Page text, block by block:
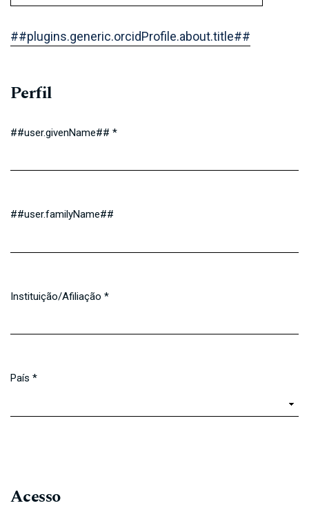
##plugins.generic.orcidProfile.about.title##
Perfil
##user.givenName## *
##user.familyName##
Instituição/Afiliação *
País *
Acesso